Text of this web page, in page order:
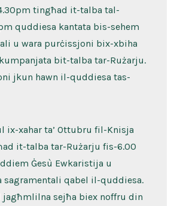
tingħad it-talba tal-
quddiesa kantata bis-sehem
u wara purċissjoni bix-xbiha
bit-talba tar-Rużarju.
jkun hawn il-quddiesa tas-
ix-xahar ta’ Ottubru fil-Knisja
it-talba tar-Rużarju fis-6.00
Ġesù Ewkaristija u
sagramentali qabel il-quddiesa.
jagħmlilna sejħa biex noffru din